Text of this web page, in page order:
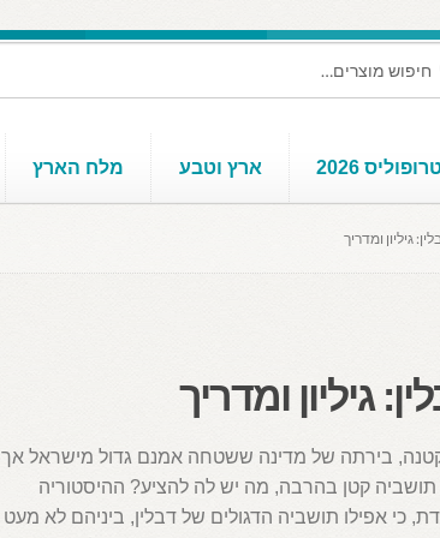
2026 ארץ וטבע מלח הארץ
גיליון ומדריך
גיליון ומדריך
בירתה של מדינה ששטחה אמנם גדול מישראל אך
תושביה קטן בהרבה, מה יש לה להציע? ההיסטוריה
כי אפילו תושביה הדגולים של דבלין, ביניהם לא מעט